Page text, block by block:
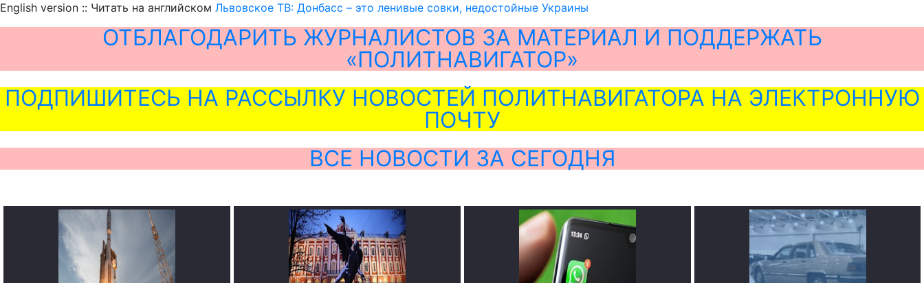
English version :: Читать на английском Львовское ТВ: Донбасс – это ленивые совки, недостойные Украины
ОТБЛАГОДАРИТЬ ЖУРНАЛИСТОВ ЗА МАТЕРИАЛ И ПОДДЕРЖАТЬ
«ПОЛИТНАВИГАТОР»
ПОДПИШИТЕСЬ НА РАССЫЛКУ НОВОСТЕЙ ПОЛИТНАВИГАТОРА НА ЭЛЕКТРОННУЮ
ПОЧТУ
ВСЕ НОВОСТИ ЗА СЕГОДНЯ